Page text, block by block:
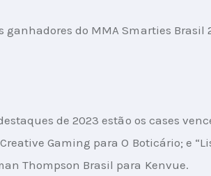
ganhadores do MMA Smarties Brasil
de 2023 estão os cases
Gaming para O Boticário; e
Thompson Brasil para Kenvue.